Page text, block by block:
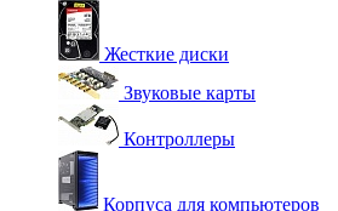
Жесткие диски
Звуковые карты
Контроллеры
Корпуса для компьютеров